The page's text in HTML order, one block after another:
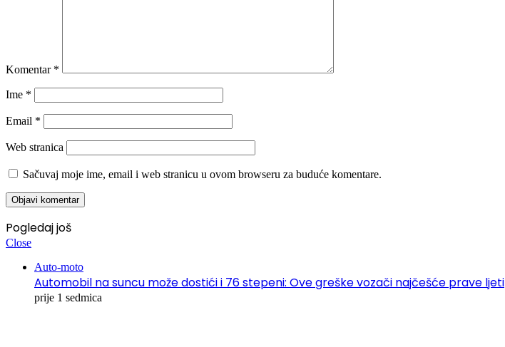
Komentar *
Ime *
Email *
Web stranica
Sačuvaj moje ime, email i web stranicu u ovom browseru za buduće komentare.
Pogledaj još
Close
Auto-moto
Automobil na suncu može dostići i 76 stepeni: Ove greške vozači najčešće prave ljeti
prije 1 sedmica